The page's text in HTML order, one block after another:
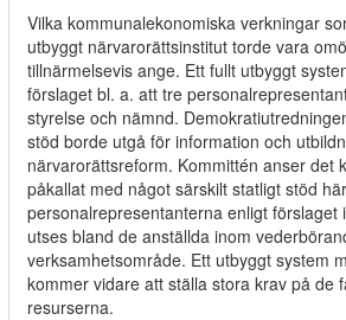
Vilka kommunalekonomiska verkningar
utbyggt närvarorättsinstitut torde vara
tillnärmelsevis ange. Ett fullt utbyggt
förslaget bl. a. att tre
styrelse och nämnd.
stöd borde utgå för information och
närvarorättsreform. Kommittén anser det
påkallat med något särskilt statligt stöd
personalrepresentanterna enligt förslaget
utses bland de anställda inom
verksamhetsområde. Ett utbyggt system
kommer vidare att ställa stora krav på de
resurserna.